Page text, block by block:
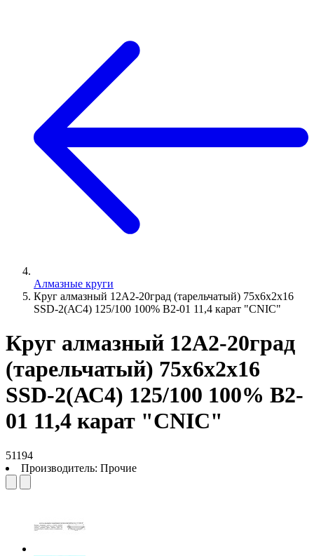
Алмазные круги
Круг алмазный 12А2-20град (тарельчатый) 75х6х2х16
SSD-2(АС4) 125/100 100% В2-01 11,4 карат "CNIC"
Круг алмазный 12А2-20град
(тарельчатый) 75х6х2х16
SSD-2(АС4) 125/100 100% В2-
01 11,4 карат "CNIC"
51194
Производитель: Прочие